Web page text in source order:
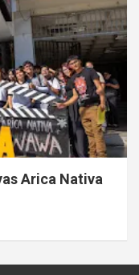
Arica Nativa